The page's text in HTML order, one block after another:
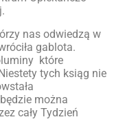
nas odwiedzą w
gablota.
które
tych ksiąg nie
można
cały Tydzień